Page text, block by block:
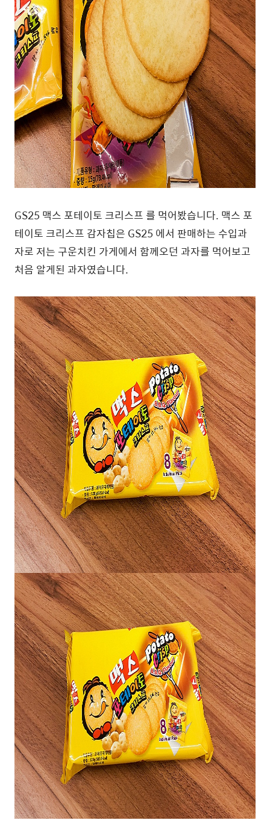
GS25 맥스 포테이토 크리스프 를 먹어봤습니다. 맥스 포
테이토 크리스프 감자칩은 GS25 에서 판매하는 수입과
자로 저는 구운치킨 가게에서 함께오던 과자를 먹어보고
처음 알게된 과자였습니다.